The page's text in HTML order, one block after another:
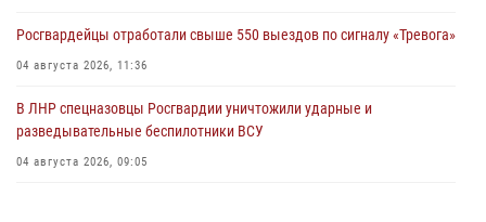
Росгвардейцы отработали свыше 550 выездов по сигналу «Тревога»
04 августа 2026, 11:36
В ЛНР спецназовцы Росгвардии уничтожили ударные и
разведывательные беспилотники ВСУ
04 августа 2026, 09:05